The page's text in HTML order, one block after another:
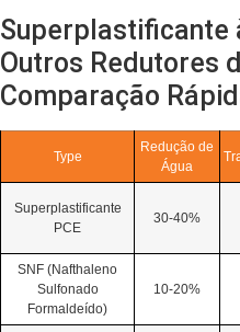
Superplastificante
Outros Redutores
Comparação
Type
Redução de
Água
Superplastificante
PCE
30-40%
SNF (Nafthaleno
Sulfonado
Formaldeído)
10-20%